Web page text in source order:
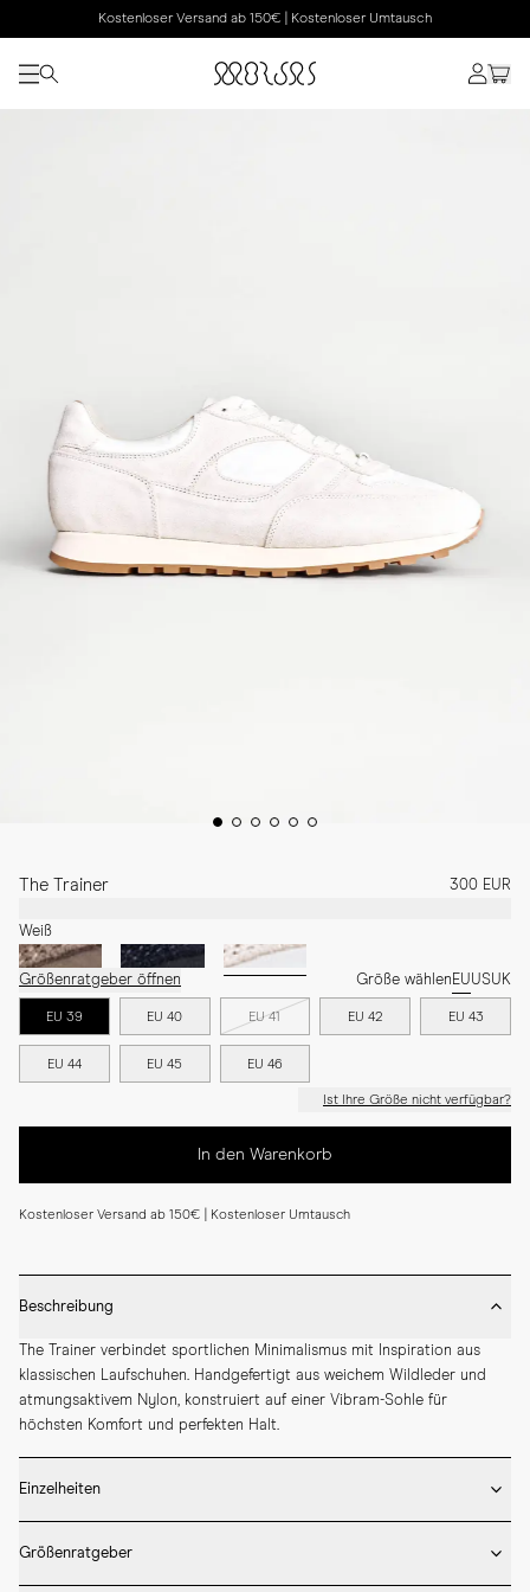
Kostenloser Versand ab 150€ | Kostenloser Umtausch
The Trainer 300 EUR
Weiß
Größenratgeber öffnen Größe wählenEUUSUK
EU 39 EU 40 EU 41 EU 42 EU 43
EU 44 EU 45 EU 46
Ist Ihre Größe nicht verfügbar?
In den Warenkorb
Kostenloser Versand ab 150€ | Kostenloser Umtausch
Beschreibung
The Trainer verbindet sportlichen Minimalismus mit Inspiration aus
klassischen Laufschuhen. Handgefertigt aus weichem Wildleder und
atmungsaktivem Nylon, konstruiert auf einer Vibram-Sohle für
höchsten Komfort und perfekten Halt.
Einzelheiten
* Vibram-Gummisohle
* Herausnehmbare Ledersohle
Größenratgeber